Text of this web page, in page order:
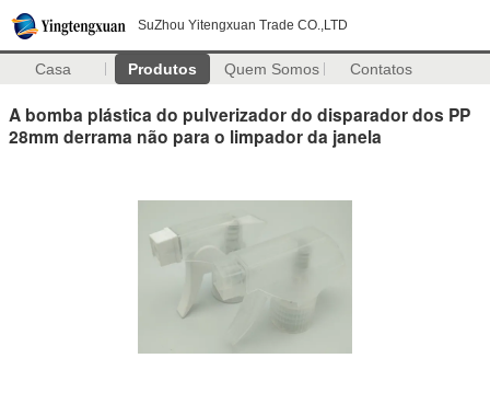
SuZhou Yitengxuan Trade CO.,LTD
Casa Produtos Quem Somos Contatos
A bomba plástica do pulverizador do disparador dos PP
28mm derrama não para o limpador da janela